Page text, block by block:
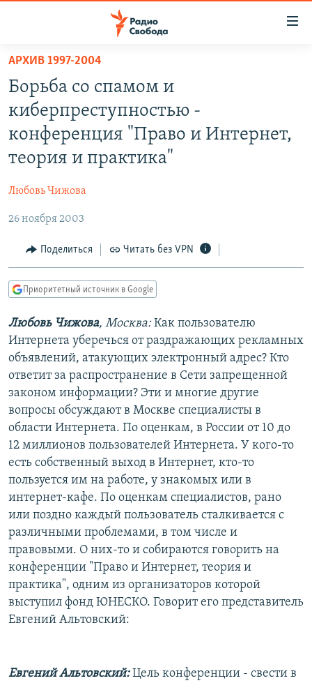
упрощенного
доступа
Вернуться
основному
содержанию
Вернутся
навигации
Вернутся
поиску
ПРОГРАММЫ
ПОДКАСТЫ
АВТОРСКИЕ ПРОЕКТЫ
IDEL.РЕАЛИИ
КАВКАЗ.РЕАЛИИ
СИБИРЬ.РЕАЛИИ
РАСПИСАНИЕ ВЕЩАНИЯ
ПОДПИШИТЕСЬ НА РАССЫЛКУ
СОЦИАЛЬНЫЕ СЕТИ
Все сайты РСЕ/РС
АРХИВ 1997-2004
Борьба со спамом и
киберпреступностью -
конференция "Право и Интернет,
теория и практика"
Любовь Чижова
26 ноября 2003
Поделиться Читать без VPN
Приоритетный источник в Google
Любовь Чижова, Москва:Как пользователю
Интернета уберечься от раздражающих рекламных
объявлений, атакующих электронный адрес? Кто
ответит за распространение в Сети запрещенной
законом информации? Эти и многие другие
вопросы обсуждают в Москве специалисты в
области Интернета. По оценкам, в России от 10 до
12 миллионов пользователей Интернета. У кого-то
есть собственный выход в Интернет, кто-то
пользуется им на работе, у знакомых или в
интернет-кафе. По оценкам специалистов, рано
или поздно каждый пользователь сталкивается с
различными проблемами, в том числе и
правовыми. О них-то и собираются говорить на
конференции "Право и Интернет, теория и
практика", одним из организаторов которой
выступил фонд ЮНЕСКО. Говорит его представитель
Евгений Альтовский:
Евгений Альтовский:Цель конференции - свести в